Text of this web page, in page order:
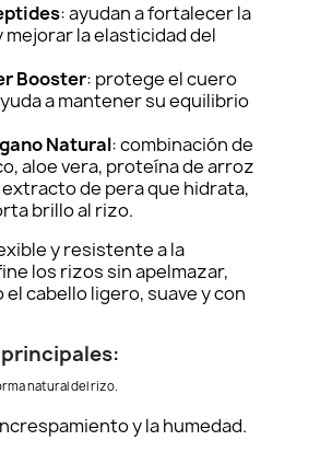
: ayudan a fortalecer la
mejorar la elasticidad del
Booster: protege el cuero
a mantener su equilibrio
Natural: combinación de
aloe vera, proteína de arroz
de pera que hidrata,
brillo al rizo.
y resistente a la
los rizos sin apelmazar,
cabello ligero, suave y con
natural del rizo.
y la humedad.